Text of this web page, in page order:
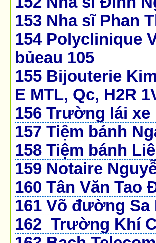
153 Nha sĩ Phan
154 Polyclinique
bủeau 105
155 Bijouterie
E MTL, Qc, H2R
156 Trường lái xe
157 Tiệm bánh
158 Tiệm bánh
159 Notaire
160 Tân Văn Tao
161 Võ đường
162 Trường Khí